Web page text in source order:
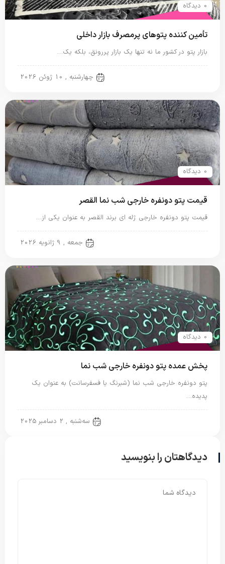
0 دیدگاه
تأمین کننده پتوهای پرمصرف بازار داخلی
بازار پتو در کشور ما نه تنها یک بازار پررونق، بلکه یک…
چهارشنبه , 10 ژوئن 2026
0 دیدگاه
قیمت پتو دونفره خارجی شب نما القصر
قیمت پتو دونفره خارجی ژله ای برند القصر به عنوان یکی از…
جمعه , 9 ژانویه 2026
0 دیدگاه
پخش عمده پتو دونفره خارجی شب نما
پتو دونفره خارجی شب نما (شبرنگ یا فسفرسانت) به عنوان یک
پدیده…
سه‌شنبه , 2 دسامبر 2025
دیدگاهتان را بنویسید